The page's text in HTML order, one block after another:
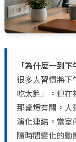
「為什麼一到
很多人習慣將下
吃太飽」。但
那盞燈有關。人
演化連結。當
隨時間變化的